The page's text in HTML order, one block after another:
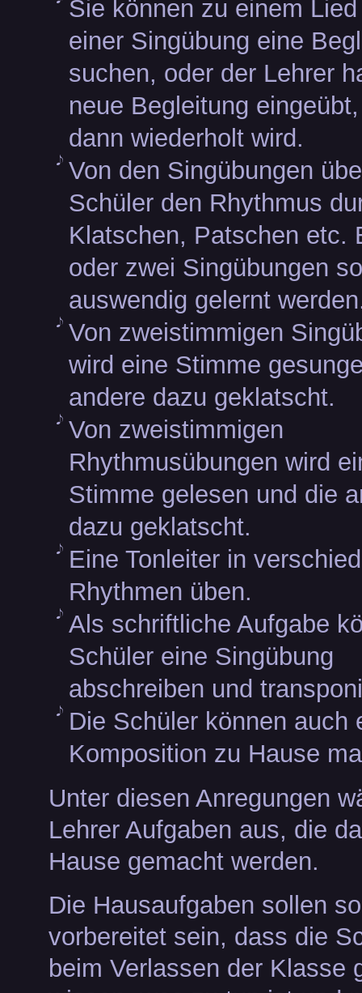
Sie können zu einem
einer Singübung eine
suchen, oder der Lehrer
neue Begleitung
dann wiederholt wird.
Von den Singübungen
Schüler den Rhythmus
Klatschen, Patschen etc.
oder zwei Singübungen
auswendig gelernt
Von zweistimmigen
wird eine Stimme
andere dazu geklatscht.
Von zweistimmigen
Rhythmusübungen wird
Stimme gelesen und die
dazu geklatscht.
Eine Tonleiter in
Rhythmen üben.
Als schriftliche Aufgabe
Schüler eine Singübung
abschreiben und
Die Schüler können auch
Komposition zu Hause
Unter diesen Anregungen
Lehrer Aufgaben aus, die
Hause gemacht werden.
Die Hausaufgaben sollen so
vorbereitet sein, dass die
beim Verlassen der Klasse